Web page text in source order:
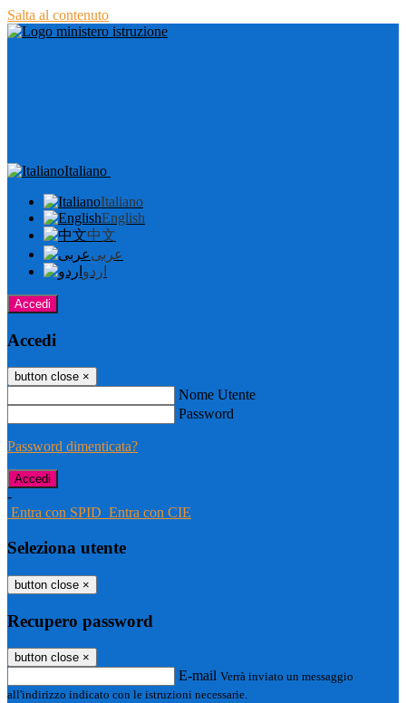
Salta al contenuto
Italiano
Italiano
English
中文
عربى
اردو
Accedi
Accedi
button close ×
Nome Utente
Password
Password dimenticata?
-
Entra con SPID Entra con CIE
Seleziona utente
button close ×
Recupero password
button close ×
E-mail Verrà inviato un messaggio
all'indirizzo indicato con le istruzioni necessarie.